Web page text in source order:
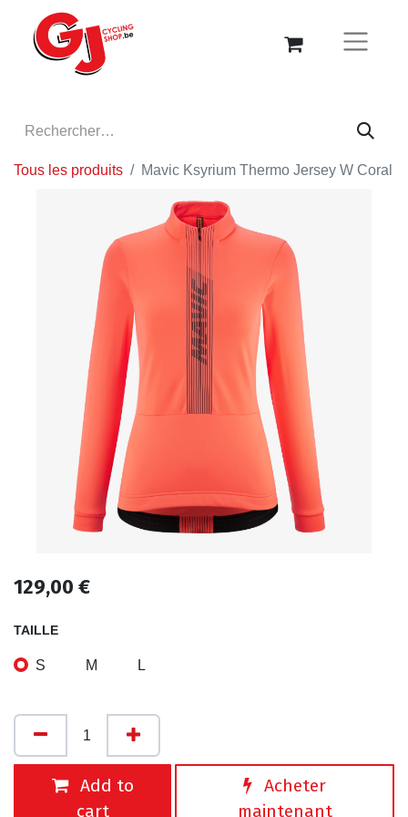
Tous les produits Mavic Ksyrium Thermo Jersey W Coral
129,00 €
TAILLE
S M L
Add to
cart
Acheter
maintenant